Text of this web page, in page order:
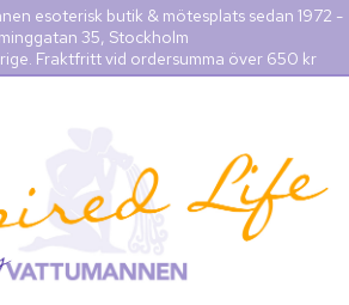
esoterisk butik & mötesplats sedan 1972 -
35, Stockholm
Fraktfritt vid ordersumma över 650 kr